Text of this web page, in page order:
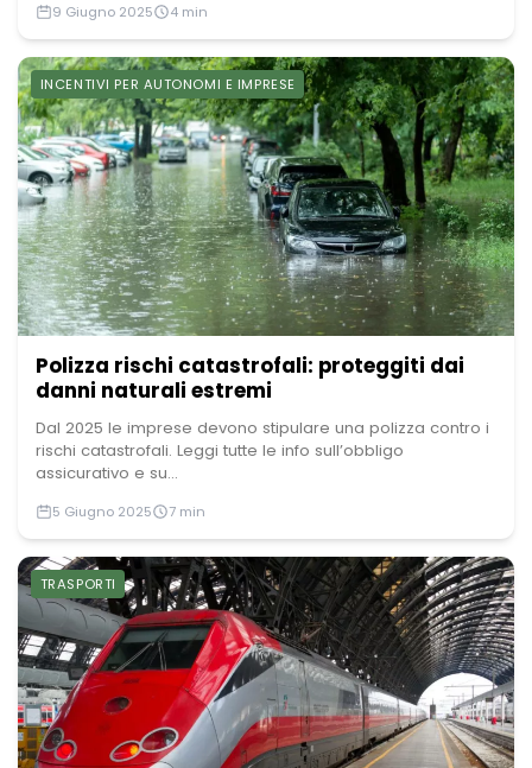
9 Giugno 2025 4 min
INCENTIVI PER AUTONOMI E IMPRESE
Polizza rischi catastrofali: proteggiti dai
danni naturali estremi
Dal 2025 le imprese devono stipulare una polizza contro i
rischi catastrofali. Leggi tutte le info sull’obbligo
assicurativo e su...
5 Giugno 2025 7 min
TRASPORTI